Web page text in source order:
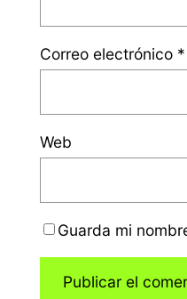
Correo electrónico *
Web
Guarda mi